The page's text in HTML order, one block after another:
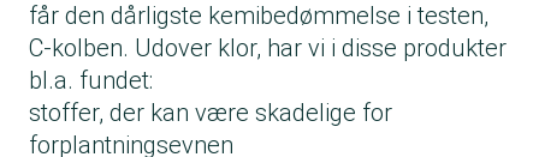
får den dårligste kemibedømmelse i testen,
C-kolben. Udover klor, har vi i disse produkter
bl.a. fundet:
stoffer, der kan være skadelige for
forplantningsevnen